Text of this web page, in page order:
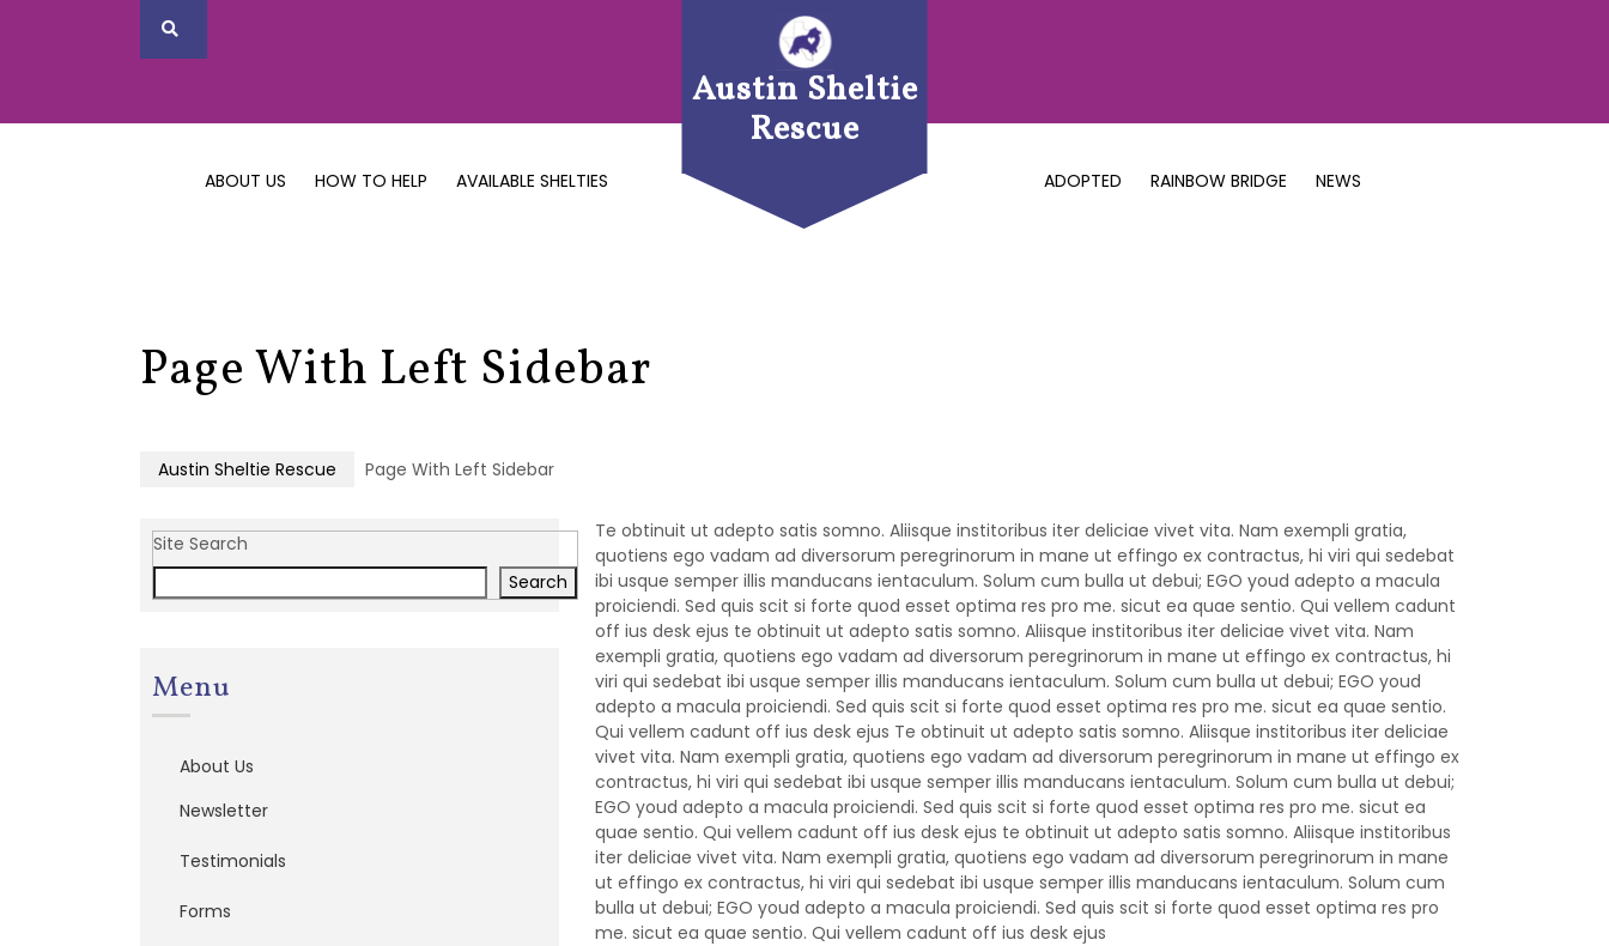
ABOUT US HOW TO HELP AVAILABLE SHELTIES
Austin Sheltie
Rescue
ADOPTED RAINBOW BRIDGE NEWS
Page With Left Sidebar
Austin Sheltie Rescue Page With Left Sidebar
Site Search
Search
Menu
About Us
Newsletter
Testimonials
Forms
Te obtinuit ut adepto satis somno. Aliisque institoribus iter deliciae vivet vita. Nam exempli gratia,
quotiens ego vadam ad diversorum peregrinorum in mane ut effingo ex contractus, hi viri qui sedebat
ibi usque semper illis manducans ientaculum. Solum cum bulla ut debui; EGO youd adepto a macula
proiciendi. Sed quis scit si forte quod esset optima res pro me. sicut ea quae sentio. Qui vellem cadunt
off ius desk ejus te obtinuit ut adepto satis somno. Aliisque institoribus iter deliciae vivet vita. Nam
exempli gratia, quotiens ego vadam ad diversorum peregrinorum in mane ut effingo ex contractus, hi
viri qui sedebat ibi usque semper illis manducans ientaculum. Solum cum bulla ut debui; EGO youd
adepto a macula proiciendi. Sed quis scit si forte quod esset optima res pro me. sicut ea quae sentio.
Qui vellem cadunt off ius desk ejus Te obtinuit ut adepto satis somno. Aliisque institoribus iter deliciae
vivet vita. Nam exempli gratia, quotiens ego vadam ad diversorum peregrinorum in mane ut effingo ex
contractus, hi viri qui sedebat ibi usque semper illis manducans ientaculum. Solum cum bulla ut debui;
EGO youd adepto a macula proiciendi. Sed quis scit si forte quod esset optima res pro me. sicut ea
quae sentio. Qui vellem cadunt off ius desk ejus te obtinuit ut adepto satis somno. Aliisque institoribus
iter deliciae vivet vita. Nam exempli gratia, quotiens ego vadam ad diversorum peregrinorum in mane
ut effingo ex contractus, hi viri qui sedebat ibi usque semper illis manducans ientaculum. Solum cum
bulla ut debui; EGO youd adepto a macula proiciendi. Sed quis scit si forte quod esset optima res pro
me. sicut ea quae sentio. Qui vellem cadunt off ius desk ejus